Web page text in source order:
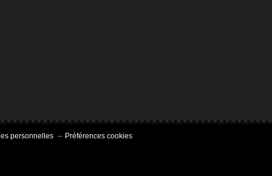
personnelles Préférences cookies